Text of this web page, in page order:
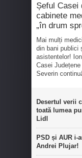
Șeful Casei
cabinete
„în drum
Mai mulți
din bani publici
asistentelor!
Casei
Severin
Desertul verii
toată lumea
Lidl
PSD și AUR i-
Andrei Plujar!